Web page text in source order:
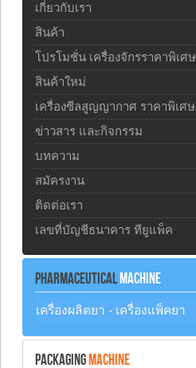
เกี่ยวกับเรา
สินค้า
โปรโมชั่น เครื่องจักรราคาพิเศษ
สินค้าใหม่
เครื่องซีลสูญญากาศ ราคาพิเศษ
ข่าวสาร และกิจกรรม
บทความ
สมัครงาน
ติดต่อเรา
เลขที่บัญชีธนาคาร ทียูแพ็ค
PHARMACEUTICALMACHINE
เครื่องผลิตยา - เครื่องแพ็คยา
PACKAGING MACHINE